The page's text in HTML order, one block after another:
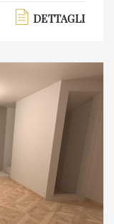
DETTAGLI